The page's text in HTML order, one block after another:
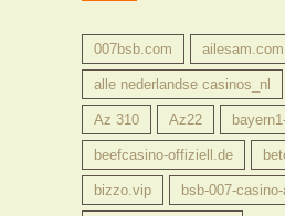
007bsb.com ailesam.com
alle nederlandse casinos_nl
Az 310 Az22
beefcasino-offiziell.de
bizzo.vip bsb-007-